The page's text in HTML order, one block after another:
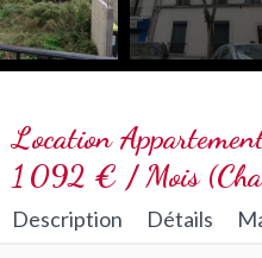
Location
1 092 € / Mois
Description Détails